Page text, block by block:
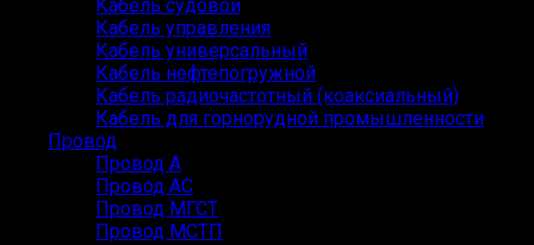
Кабель судовой
Кабель управления
Кабель универсальный
Кабель нефтепогружной
Кабель радиочастотный (коаксиальный)
Кабель для горнорудной промышленности
Провод
Провод А
Провод АС
Провод МГСТ
Провод МСТП